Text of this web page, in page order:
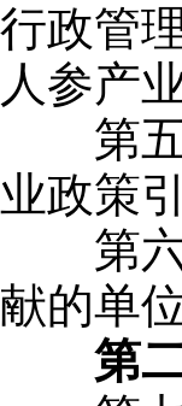
行政管
人参产
第五
业政策
第六
献的单
第